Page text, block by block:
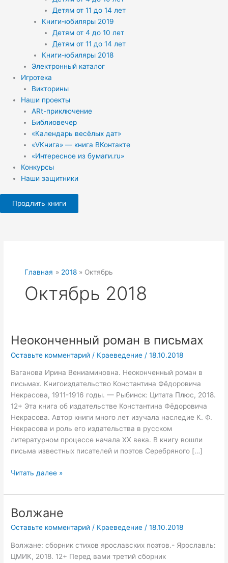
Детям от 11 до 14 лет
Книги-юбиляры 2019
Детям от 4 до 10 лет
Детям от 11 до 14 лет
Книги-юбиляры 2018
Электронный каталог
Игротека
Викторины
Наши проекты
ARt-приключение
Библиовечер
«Календарь весёлых дат»
«VКнига» — книга ВКонтакте
«Интересное из бумаги.ru»
Конкурсы
Наши защитники
Продлить книги
Главная 2018 Октябрь
Октябрь 2018
Неоконченный роман в письмах
Оставьте комментарий / Краеведение /18.10.2018
Ваганова Ирина Вениаминовна. Неоконченный роман в
письмах. Книгоиздательство Константина Фёдоровича
Некрасова, 1911-1916 годы. — Рыбинск: Цитата Плюс, 2018.
12+ Эта книга об издательстве Константина Фёдоровича
Некрасова. Автор книги много лет изучала наследие К. Ф.
Некрасова и роль его издательства в русском
литературном процессе начала XX века. В книгу вошли
письма известных писателей и поэтов Серебряного […]
Неоконченный
в
письмах
Читать далее »
Волжане
Оставьте комментарий / Краеведение /18.10.2018
Волжане: сборник стихов ярославских поэтов.- Ярославль:
ЦМИК, 2018. 12+ Перед вами третий сборник
Волжане